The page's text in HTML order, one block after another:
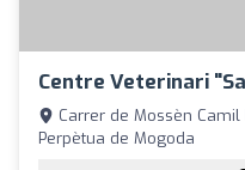
Centre Veterinari
Carrer de Mossèn
Perpètua de Mogoda